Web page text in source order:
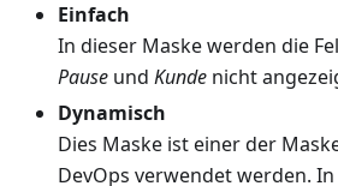
Einfach
In dieser Maske werden die
Pause und Kunde nicht
Dynamisch
Dies Maske ist einer der
DevOps verwendet werden.